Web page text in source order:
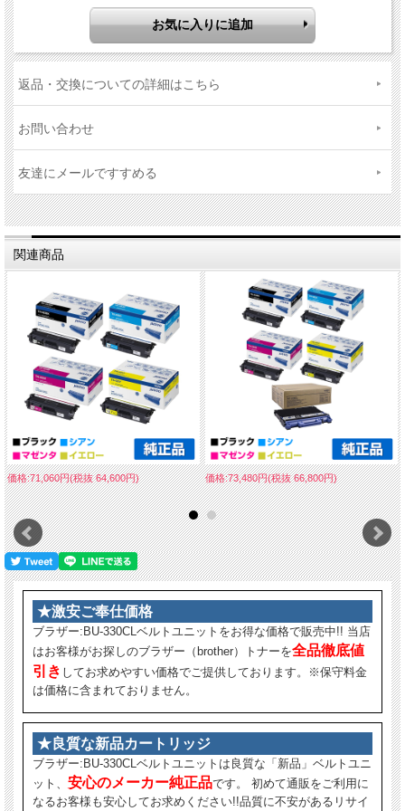
返品・交換についての詳細はこちら
お問い合わせ
友達にメールですすめる
関連商品
価格:71,060円(税抜 64,600円) 価格:73,480円(税抜 66,800円)
★激安ご奉仕価格
ブラザー:BU-330CLベルトユニットをお得な価格で販売中!! 当店
はお客様がお探しのブラザー（brother）トナーを全品徹底値
引き してお求めやすい価格でご提供しております。※保守料金
は価格に含まれておりません。
★良質な新品カートリッジ
ブラザー:BU-330CLベルトユニットは良質な「新品」ベルトユニ
ット、 安心のメーカー純正品です。 初めて通販をご利用に
なるお客様も安心してお求めください!!品質に不安があるリサイ